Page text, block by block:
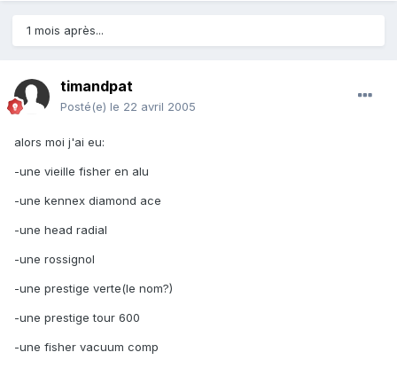
1 mois après...
timandpat
Posté(e) le 22 avril 2005
alors moi j'ai eu:
-une vieille fisher en alu
-une kennex diamond ace
-une head radial
-une rossignol
-une prestige verte(le nom?)
-une prestige tour 600
-une fisher vacuum comp